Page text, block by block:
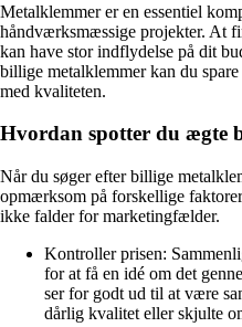
Metalklemmer er en essentiel
håndværksmæssige projekter. At
kan have stor indflydelse på dit
billige metalklemmer kan du
med kvaliteten.
Hvordan spotter du ægte
Når du søger efter billige
opmærksom på forskellige
ikke falder for marketingfælder.
Kontroller prisen:
for at få en idé om det
ser for godt ud til at være
dårlig kvalitet eller skjulte